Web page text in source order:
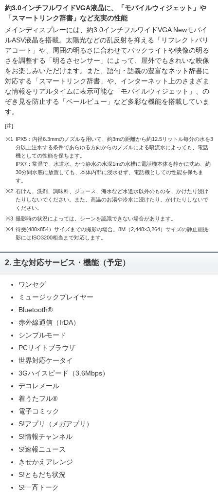
約3.0インチフルワイドVGA液晶に、「モバイルウィジェット」や
「スマートリンク辞書」など充実の性能
メインディスプレーには、約3.0インチフルワイドVGA Newモバイ
ルASV液晶を搭載。太陽光などの乱反射を抑える「リフレクトバリ
アコート」や、周囲の明るさに合わせてバックライトや映像の明る
さを調整する「明るさセンサー」によって、屋外でもきれいな映像
をお楽しみいただけます。また、語句・語義の豊富なネット辞書に
対応する「スマートリンク辞書」や、インターネット上のさまざま
な情報をリアルタイムに表示可能な「モバイルウィジェット」、の
ぞき見を防止する「ベールビュー」など多彩な機能を搭載していま
す。
[注]
※1
IPX5：内径6.3mmのノズルを用いて、約3mの距離から約12.5リットル毎分の水を3
分以上注水する条件であらゆる方向からのノズルによる噴流水によっても、電話
機としての性能を保ちます。
IPX7：常温で、水道水、かつ静水の水深1mの水槽に電話機本体を静かに沈め、約
30分間水底に放置しても、本体内部に浸水せず、電話機としての性能を保ちま
す。
※2 石けん、洗剤、調味料、ジュース、海水など水道水以外のものを、かけたり浸け
たりしないでください。また、高温のお湯や冷水に浸けたり、かけたりしないで
ください。
※3 撮影時の状況によっては、シーンを認識できない場合があります。
※4 待受(480×854）サイズまでの撮影の場合。8M（2,448×3,264）サイズの静止画撮
影にはISO3200相当まで対応します。
2. 主な対応サービス・機能（予定）
ワンセグ
ミュージックプレイヤー
Bluetooth®
赤外線通信（IrDA）
シンプルモード
PCサイトブラウザ
世界対応ケータイ
3Gハイスピード（3.6Mbps）
デコレメール
着うたフル®
電子コミック
S!アプリ（メガアプリ）
S!情報チャンネル
S!速報ニュース
きせかえアレンジ
S!ともだち状況
S!一斉トーク